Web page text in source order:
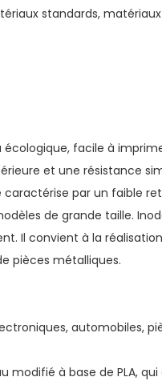
standards,
écologique, facile à
et une résistance
par un faible
de grande taille.
Il convient à la
pièces métalliques.
automobiles,
modifié à base de PLA,